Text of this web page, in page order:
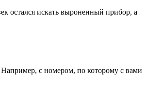
остался искать выроненный прибор, а
с номером, по которому с вами